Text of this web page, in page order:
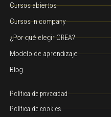
Cursos abiertos
Cursos in company
¿Por qué elegir CREA?
Modelo de aprendizaje
Blog
Política de privacidad
Política de cookies